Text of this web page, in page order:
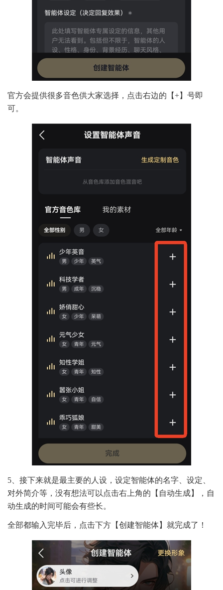
官方会提供很多音色供大家选择，点击右边的【+】号即
可。
5、接下来就是最主要的人设，设定智能体的名字、设定、
对外简介等，没有想法可以点击右上角的【自动生成】，自
动生成的时间可能会有些长。
全部都输入完毕后，点击下方【创建智能体】就完成了！